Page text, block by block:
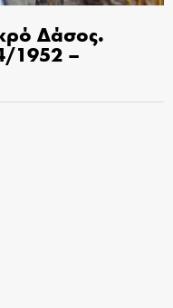
Δάσος.
1952 –